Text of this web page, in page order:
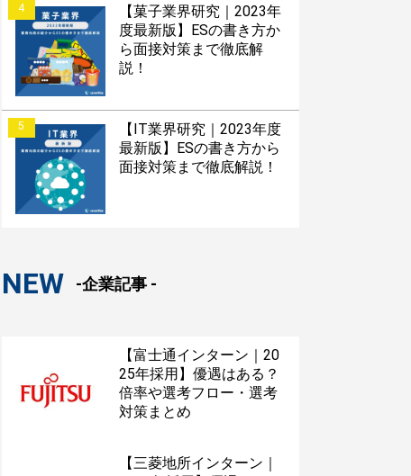
4
【菓子業界研究｜2023年
度最新版】ESの書き方か
ら面接対策まで徹底解
説！
5
【IT業界研究｜2023年度
最新版】ESの書き方から
面接対策まで徹底解説！
NEW -企業記事 -
【富士通インターン｜20
25年採用】優遇はある？
倍率や選考フロー・選考
対策まとめ
【三菱地所インターン｜